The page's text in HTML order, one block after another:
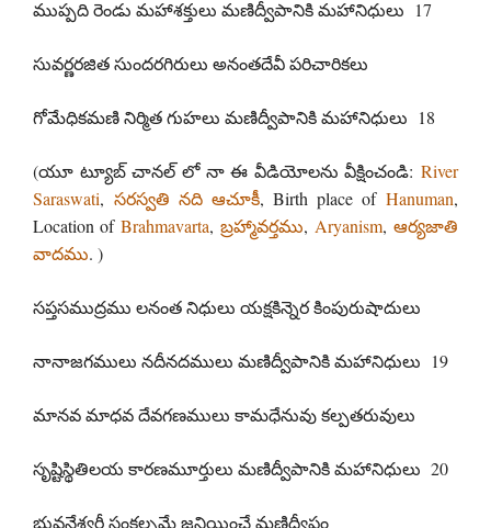
ముప్పది రెండు మహాశక్తులు మణిద్వీపానికి మహానిధులు 17
సువర్ణరజిత సుందరగిరులు అనంతదేవీ పరిచారికలు
గోమేధికమణి నిర్మిత గుహలు మణిద్వీపానికి మహానిధులు 18
(యూ ట్యూబ్ చానల్ లో నా ఈ వీడియోలను వీక్షించండి: River
Saraswati, సరస్వతి నది ఆచూకీ, Birth place of Hanuman,
Location of Brahmavarta, బ్రహ్మావర్తము, Aryanism, ఆర్యజాతి
వాదము. )
సప్తసముద్రము లనంత నిధులు యక్షకిన్నెర కింపురుషాదులు
నానాజగములు నదీనదములు మణిద్వీపానికి మహానిధులు 19
మానవ మాధవ దేవగణములు కామధేనువు కల్పతరువులు
సృష్టిస్థితిలయ కారణమూర్తులు మణిద్వీపానికి మహానిధులు 20
భువనేశ్వరీ సంకల్పమే జనియించే మణిద్వీపం